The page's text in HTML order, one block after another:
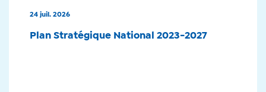
24 juil. 2026
Plan Stratégique National 2023-2027